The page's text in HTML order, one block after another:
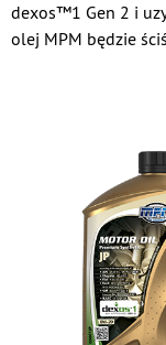
dexos™1 Gen 2 i
olej MPM będzie